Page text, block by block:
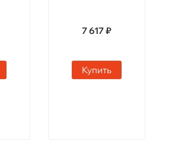
7 617 ₽
Купить